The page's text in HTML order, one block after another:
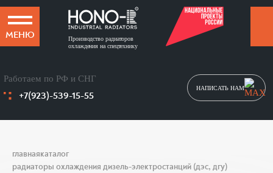
МЕНЮ
Производство радиаторов
охлаждения на спецтехнику
НАПИСАТЬ НАМ
Работаем по РФ и СНГ
+7(923)-539-15-55
главнаякаталог
радиаторы охлаждения дизель-электростанций (дэс, дгу)